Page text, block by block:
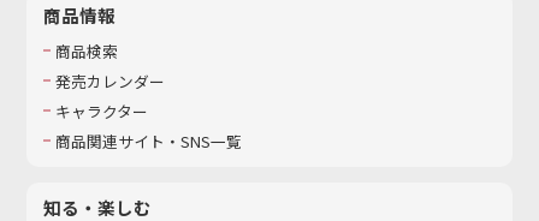
商品情報
商品検索
発売カレンダー
キャラクター
商品関連サイト・SNS一覧
知る・楽しむ